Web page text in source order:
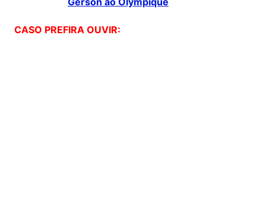
CASO PREFIRA OUVIR: